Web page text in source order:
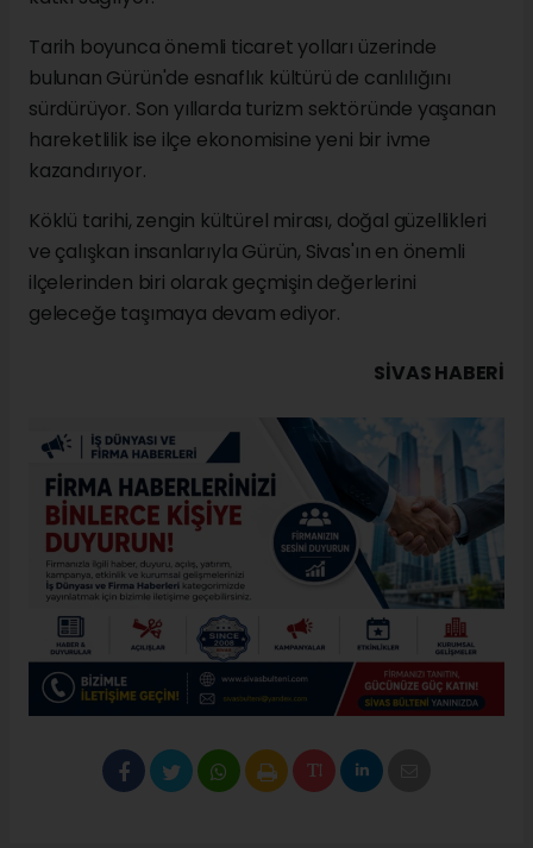
Tarih boyunca önemli ticaret yolları üzerinde
bulunan Gürün'de esnaflık kültürü de canlılığını
sürdürüyor. Son yıllarda turizm sektöründe yaşanan
hareketlilik ise ilçe ekonomisine yeni bir ivme
kazandırıyor.
Köklü tarihi, zengin kültürel mirası, doğal güzellikleri
ve çalışkan insanlarıyla Gürün, Sivas'ın en önemli
ilçelerinden biri olarak geçmişin değerlerini
geleceğe taşımaya devam ediyor.
SIVAS HABERİ